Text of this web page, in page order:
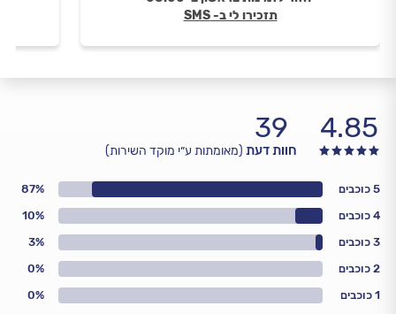
תזכירו לי ב- SMS
4.85
39
חוות דעת (מאומתות ע״י מוקד השירות)
1 כוכבים 0%
2 כוכבים 0%
3 כוכבים 3%
4 כוכבים 10%
5 כוכבים 87%